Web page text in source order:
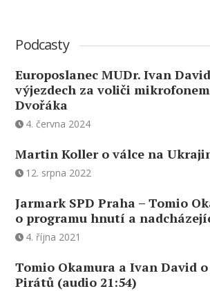
Podcasty
Europoslanec MUDr. Ivan
výjezdech za voliči
Dvořáka
4. června 2024
Martin Koller o válce na
12. srpna 2022
Jarmark SPD Praha – Tomio
o programu hnutí a
4. října 2021
Tomio Okamura a Ivan David
Pirátů (audio 21:54)